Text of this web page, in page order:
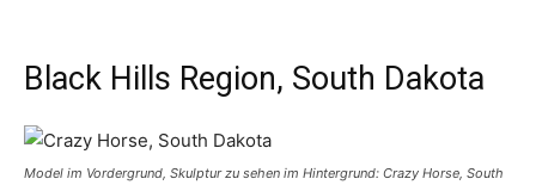
Black Hills Region, South Dakota
Model im Vordergrund, Skulptur zu sehen im Hintergrund: Crazy Horse, South